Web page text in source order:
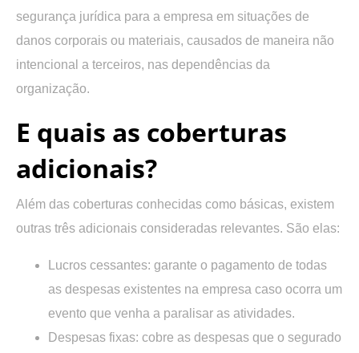
segurança jurídica para a empresa em situações de
danos corporais ou materiais, causados de maneira não
intencional a terceiros, nas dependências da
organização.
E quais as coberturas
adicionais?
Além das coberturas conhecidas como básicas, existem
outras três adicionais consideradas relevantes. São elas:
Lucros cessantes: garante o pagamento de todas
as despesas existentes na empresa caso ocorra um
evento que venha a paralisar as atividades.
Despesas fixas: cobre as despesas que o segurado